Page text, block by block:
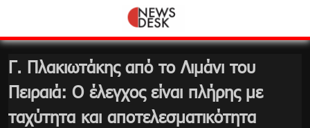
content
Γ. Πλακιωτάκης από το Λιμάνι του
Πειραιά: Ο έλεγχος είναι πλήρης με
ταχύτητα και αποτελεσματικότητα